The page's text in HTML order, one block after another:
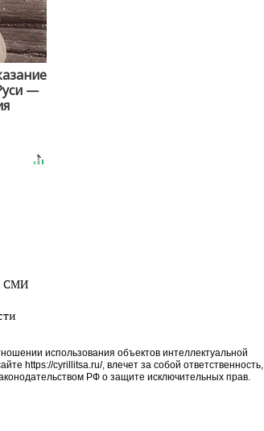
—
СМИ
использования объектов интеллектуальной
https://cyrillitsa.ru/, влечет за собой ответственность,
РФ о защите исключительных прав.